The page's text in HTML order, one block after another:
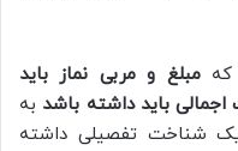
کهمبلغ و مربی نماز باید
باید داشته باشد به
شناخت تفصیلی داشته